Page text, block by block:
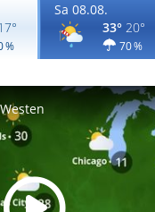
%
Sa 08.08.
33° 20°
70 %